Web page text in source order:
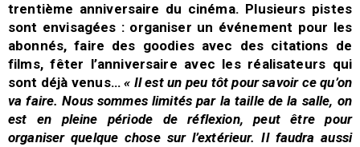
trentième anniversaire du cinéma. Plusieurs pistes
sont envisagées : organiser un événement pour les
abonnés, faire des goodies avec des citations de
films, fêter l’anniversaire avec les réalisateurs qui
sont déjà venus…« Il est un peu tôt pour savoir ce qu’on
va faire. Nous sommes limités par la taille de la salle, on
est en pleine période de réflexion, peut être pour
organiser quelque chose sur l’extérieur. Il faudra aussi